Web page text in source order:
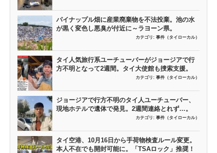
パイナップル畑に産業廃棄物を不法投棄。池の水
が黒く変色し悪臭が付近に～ラヨーン県。
カテゴリ: 事件（タイローカル）
タイ人気旅行系ユーチューバーがジョージアで行
方不明となって2週間。タイ大使館も捜索支援。
カテゴリ: 事件（タイローカル）
ジョージアで行方不明のタイ人ユーチューバー、
現地ホテルで遺体で発見。2週間連絡とれず…。
カテゴリ: 事件（タイローカル）
タイ空港、10月16日から手荷物検査ルール変更。
本人不在でも開封可能に。「TSAロック」推奨！